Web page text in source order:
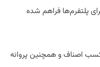
پلتفرم‌ها فراهم شده
اصناف و همچنین پروانه